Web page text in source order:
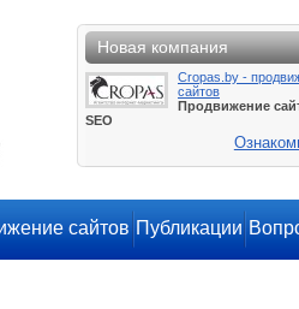
Новая компания
Cropas.by -
сайтов
Продвижение
SEO
сайтов Публикации